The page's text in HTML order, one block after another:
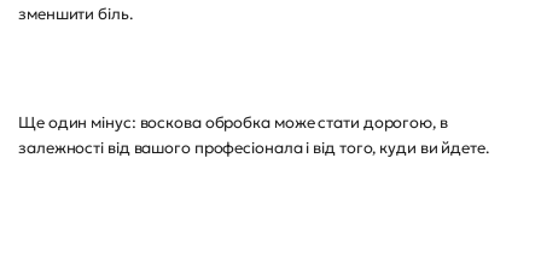
зменшити біль.
Ще один мінус: воскова обробка може стати дорогою, в
залежності від вашого професіонала і від того, куди ви йдете.